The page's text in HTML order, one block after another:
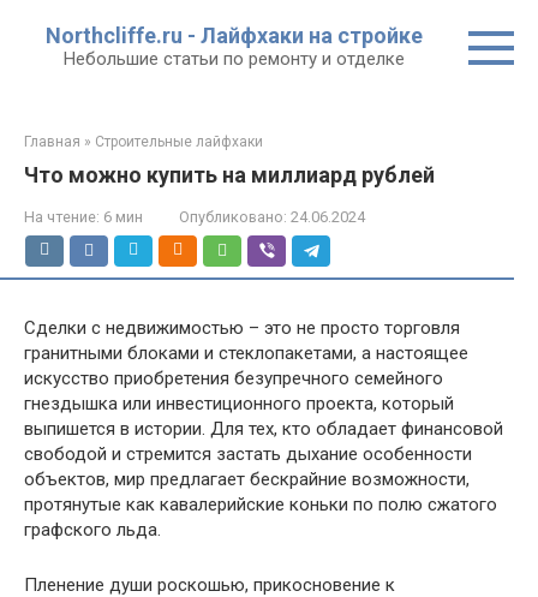
контенту
Northcliffe.ru - Лайфхаки на стройке
Небольшие статьи по ремонту и отделке
Главная » Строительные лайфхаки
Что можно купить на миллиард рублей
На чтение: 6 мин Опубликовано: 24.06.2024
Сделки с недвижимостью – это не просто торговля
гранитными блоками и стеклопакетами, а настоящее
искусство приобретения безупречного семейного
гнездышка или инвестиционного проекта, который
выпишется в истории. Для тех, кто обладает финансовой
свободой и стремится застать дыхание особенности
объектов, мир предлагает бескрайние возможности,
протянутые как кавалерийские коньки по полю сжатого
графского льда.
Пленение души роскошью, прикосновение к